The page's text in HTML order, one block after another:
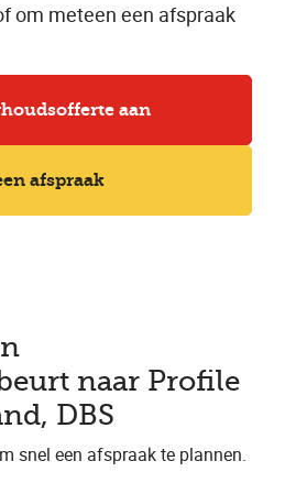
om meteen een afspraak
aan
afspraak
naar Profile
DBS
snel een afspraak te plannen.